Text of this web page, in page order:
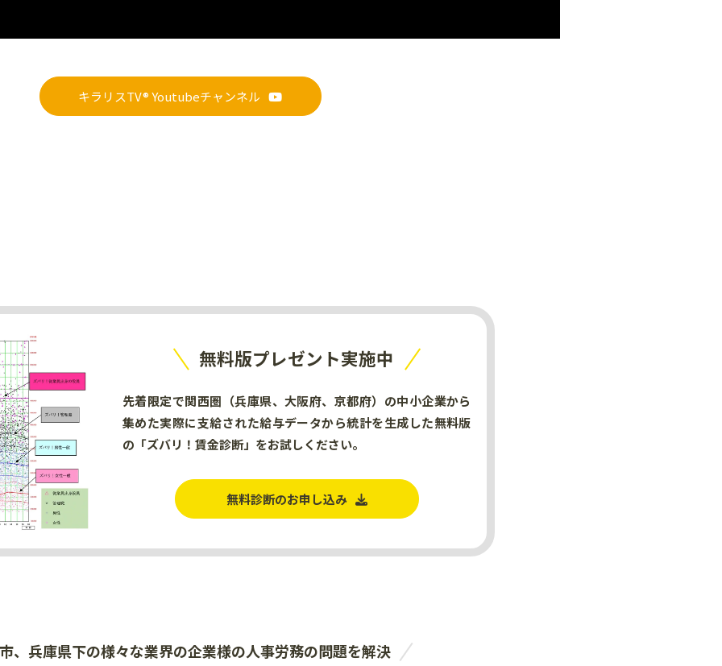
キラリスTV® Youtubeチャンネル
無料版プレゼント実施中
先着限定で関西圏（兵庫県、大阪府、京都府）の中小企業から
集めた実際に支給された給与データから統計を生成した無料版
の「ズバリ！賃金診断」をお試しください。
無料診断のお申し込み
、兵庫県下の様々な業界の企業様の人事労務の問題を解決